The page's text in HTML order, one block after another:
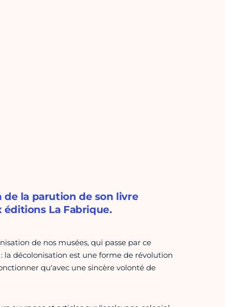
de la parution de son livre
La Fabrique.
de nos musées, qui passe par ce
décolonisation est une forme de révolution
qu'avec une sincère volonté de